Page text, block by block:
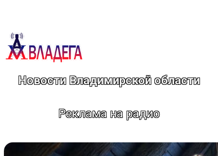
Новости Владимирской области
Реклама на радио